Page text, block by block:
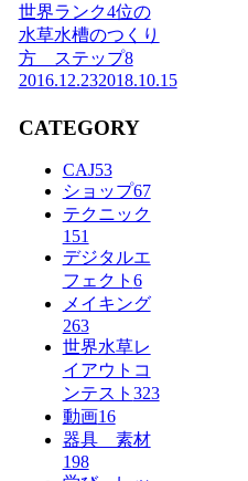
世界ランク4位の
水草水槽のつくり
方 ステップ8
2016.12.232018.10.15
CATEGORY
CAJ53
ショップ67
テクニック
151
デジタルエ
フェクト 6
メイキング
263
世界水草レ
イアウトコ
ンテスト 323
動画16
器具 素材
198